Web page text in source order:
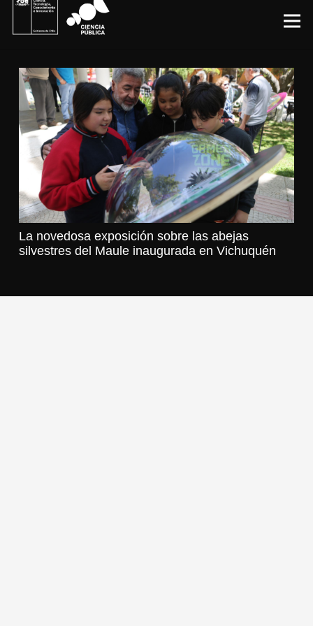
La novedosa exposición sobre las abejas
silvestres del Maule inaugurada en Vichuquén